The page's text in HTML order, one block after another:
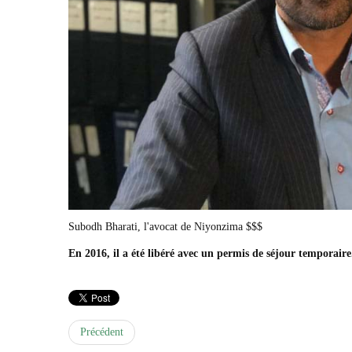
Subodh Bharati, l'avocat de Niyonzima $$$
En 2016, il a été libéré avec un permis de séjour
Précédent